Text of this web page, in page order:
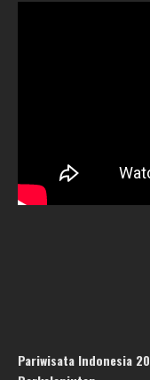
Pariwisata Indonesia